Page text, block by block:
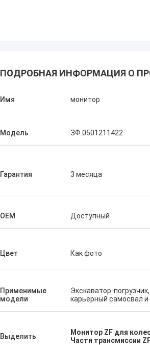
ПОДРОБНАЯ ИНФОРМАЦИЯ О
Имя монитор
Модель ЗФ.0501211422
Гарантия 3 месяца
OEM Доступный
Цвет Как фото
Применимые
модели
Экскаватор-
карьерный самосвал и
Выделить Монитор ZF для
Части трансмиссии